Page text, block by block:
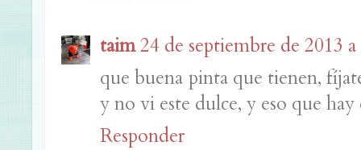
taim24 de septiembre de 2013 a
que buena pinta que tienen,
y no vi este dulce, y eso que
Responder